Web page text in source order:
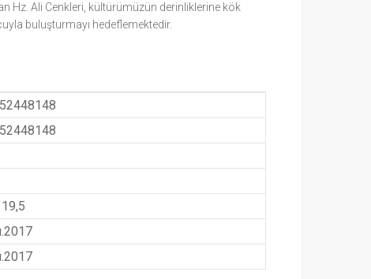
Hz. Ali Cenkleri, kültürümüzün derinliklerine kök
buluşturmayı hedeflemektedir.